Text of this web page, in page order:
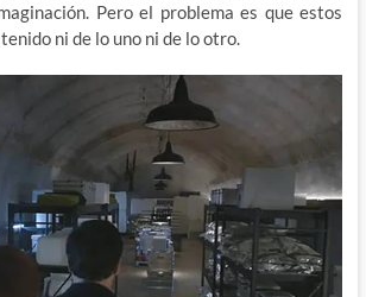
Pero el problema es que estos
ni de lo uno ni de lo otro.